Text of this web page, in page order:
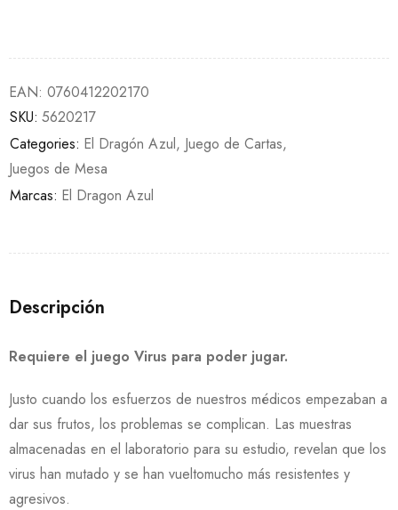
EAN: 0760412202170
SKU: 5620217
Categories: El Dragón Azul, Juego de Cartas,
Juegos de Mesa
Marcas: El Dragon Azul
Descripción
Requiere el juego Virus para poder jugar.
Justo cuando los esfuerzos de nuestros médicos empezaban a
dar sus frutos, los problemas se complican. Las muestras
almacenadas en el laboratorio para su estudio, revelan que los
virus han mutado y se han vueltomucho más resistentes y
agresivos.